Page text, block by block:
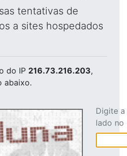
tentativas de
a sites hospedados
do IP 216.73.216.203,
abaixo.
Digite
lado no